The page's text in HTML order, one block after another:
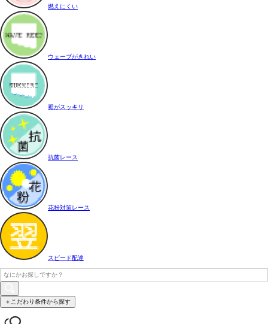
燃えにくい
ウェーブがきれい
裾がスッキリ
抗菌レース
花粉対策レース
スピード配達
＋こだわり条件から探す